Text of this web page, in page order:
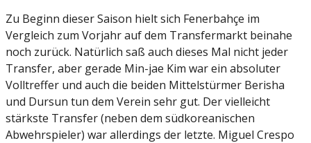
Zu Beginn dieser Saison hielt sich Fenerbahçe im
Vergleich zum Vorjahr auf dem Transfermarkt beinahe
noch zurück. Natürlich saß auch dieses Mal nicht jeder
Transfer, aber gerade Min-jae Kim war ein absoluter
Volltreffer und auch die beiden Mittelstürmer Berisha
und Dursun tun dem Verein sehr gut. Der vielleicht
stärkste Transfer (neben dem südkoreanischen
Abwehrspieler) war allerdings der letzte. Miguel Crespo